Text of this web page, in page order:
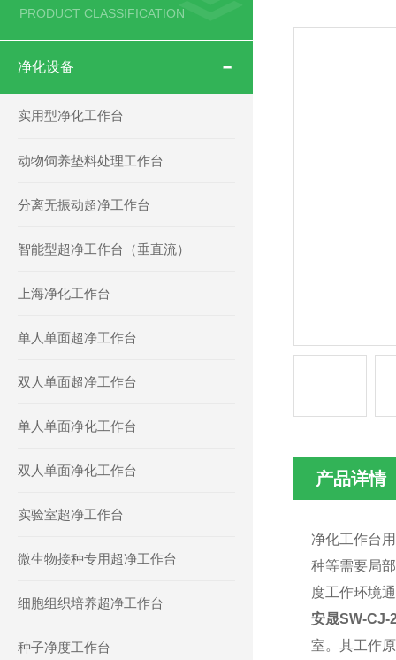
PRODUCT CLASSIFICATION
净化设备
实用型净化工作台
动物饲养垫料处理工作台
分离无振动超净工作台
智能型超净工作台（垂直流）
上海净化工作台
单人单面超净工作台
双人单面超净工作台
单人单面净化工作台
双人单面净化工作台
实验室超净工作台
微生物接种专用超净工作台
细胞组织培养超净工作台
种子净度工作台
产品详情
净化工作台
种等需要局
度工作环境
安晟SW-CJ-
室。 其工作